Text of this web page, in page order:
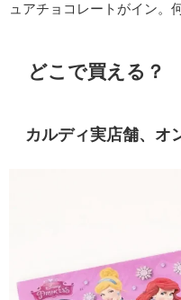
ュアチョコレートがイン。
どこで買える？
カルディ実店舗、オ